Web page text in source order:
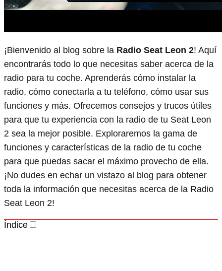
¡Bienvenido al blog sobre la Radio Seat Leon 2! Aquí
encontrarás todo lo que necesitas saber acerca de la
radio para tu coche. Aprenderás cómo instalar la
radio, cómo conectarla a tu teléfono, cómo usar sus
funciones y más. Ofrecemos consejos y trucos útiles
para que tu experiencia con la radio de tu Seat Leon
2 sea la mejor posible. Exploraremos la gama de
funciones y características de la radio de tu coche
para que puedas sacar el máximo provecho de ella.
¡No dudes en echar un vistazo al blog para obtener
toda la información que necesitas acerca de la Radio
Seat Leon 2!
Índice